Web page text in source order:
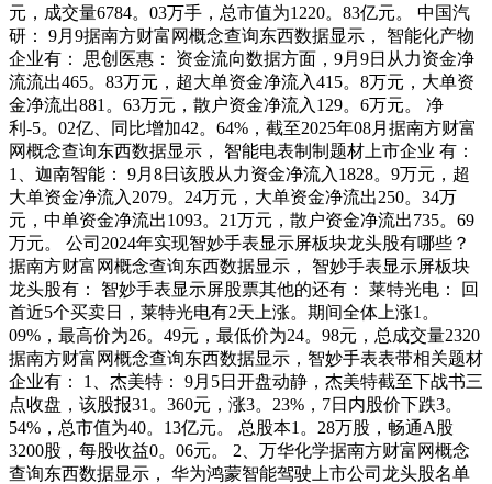
元，成交量6784。03万手，总市值为1220。83亿元。 中国汽
研： 9月9据南方财富网概念查询东西数据显示， 智能化产物
企业有： 思创医惠： 资金流向数据方面，9月9日从力资金净
流流出465。83万元，超大单资金净流入415。8万元，大单资
金净流出881。63万元，散户资金净流入129。6万元。 净
利-5。02亿、同比增加42。64%，截至2025年08月据南方财富
网概念查询东西数据显示， 智能电表制制题材上市企业 有：
1、迦南智能： 9月8日该股从力资金净流入1828。9万元，超
大单资金净流入2079。24万元，大单资金净流出250。34万
元，中单资金净流出1093。21万元，散户资金净流出735。69
万元。 公司2024年实现智妙手表显示屏板块龙头股有哪些？
据南方财富网概念查询东西数据显示， 智妙手表显示屏板块
龙头股有： 智妙手表显示屏股票其他的还有： 莱特光电： 回
首近5个买卖日，莱特光电有2天上涨。期间全体上涨1。
09%，最高价为26。49元，最低价为24。98元，总成交量2320
据南方财富网概念查询东西数据显示，智妙手表表带相关题材
企业有： 1、杰美特： 9月5日开盘动静，杰美特截至下战书三
点收盘，该股报31。360元，涨3。23%，7日内股价下跌3。
54%，总市值为40。13亿元。 总股本1。28万股，畅通A股
3200股，每股收益0。06元。 2、万华化学据南方财富网概念
查询东西数据显示， 华为鸿蒙智能驾驶上市公司龙头股名单